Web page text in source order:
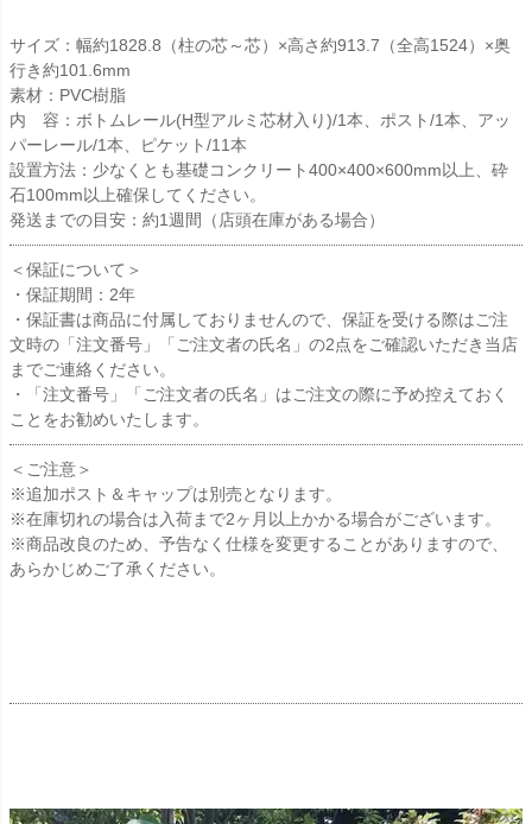
サイズ：幅約1828.8（柱の芯～芯）×高さ約913.7（全高1524）×奥
行き約101.6mm
素材：PVC樹脂
内 容：ボトムレール(H型アルミ芯材入り)/1本、ポスト/1本、アッ
パーレール/1本、ピケット/11本
設置方法：少なくとも基礎コンクリート400×400×600mm以上、砕
石100mm以上確保してください。
発送までの目安：約1週間（店頭在庫がある場合）
＜保証について＞
・保証期間：2年
・保証書は商品に付属しておりませんので、保証を受ける際はご注
文時の「注文番号」「ご注文者の氏名」の2点をご確認いただき当店
までご連絡ください。
・「注文番号」「ご注文者の氏名」はご注文の際に予め控えておく
ことをお勧めいたします。
＜ご注意＞
※追加ポスト＆キャップは別売となります。
※在庫切れの場合は入荷まで2ヶ月以上かかる場合がございます。
※商品改良のため、予告なく仕様を変更することがありますので、
あらかじめご了承ください。